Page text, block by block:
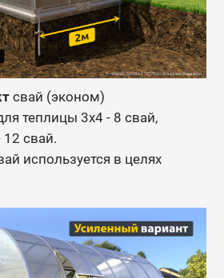
свай (эконом)
теплицы 3х4 - 8 свай,
12 свай.
используется в целях